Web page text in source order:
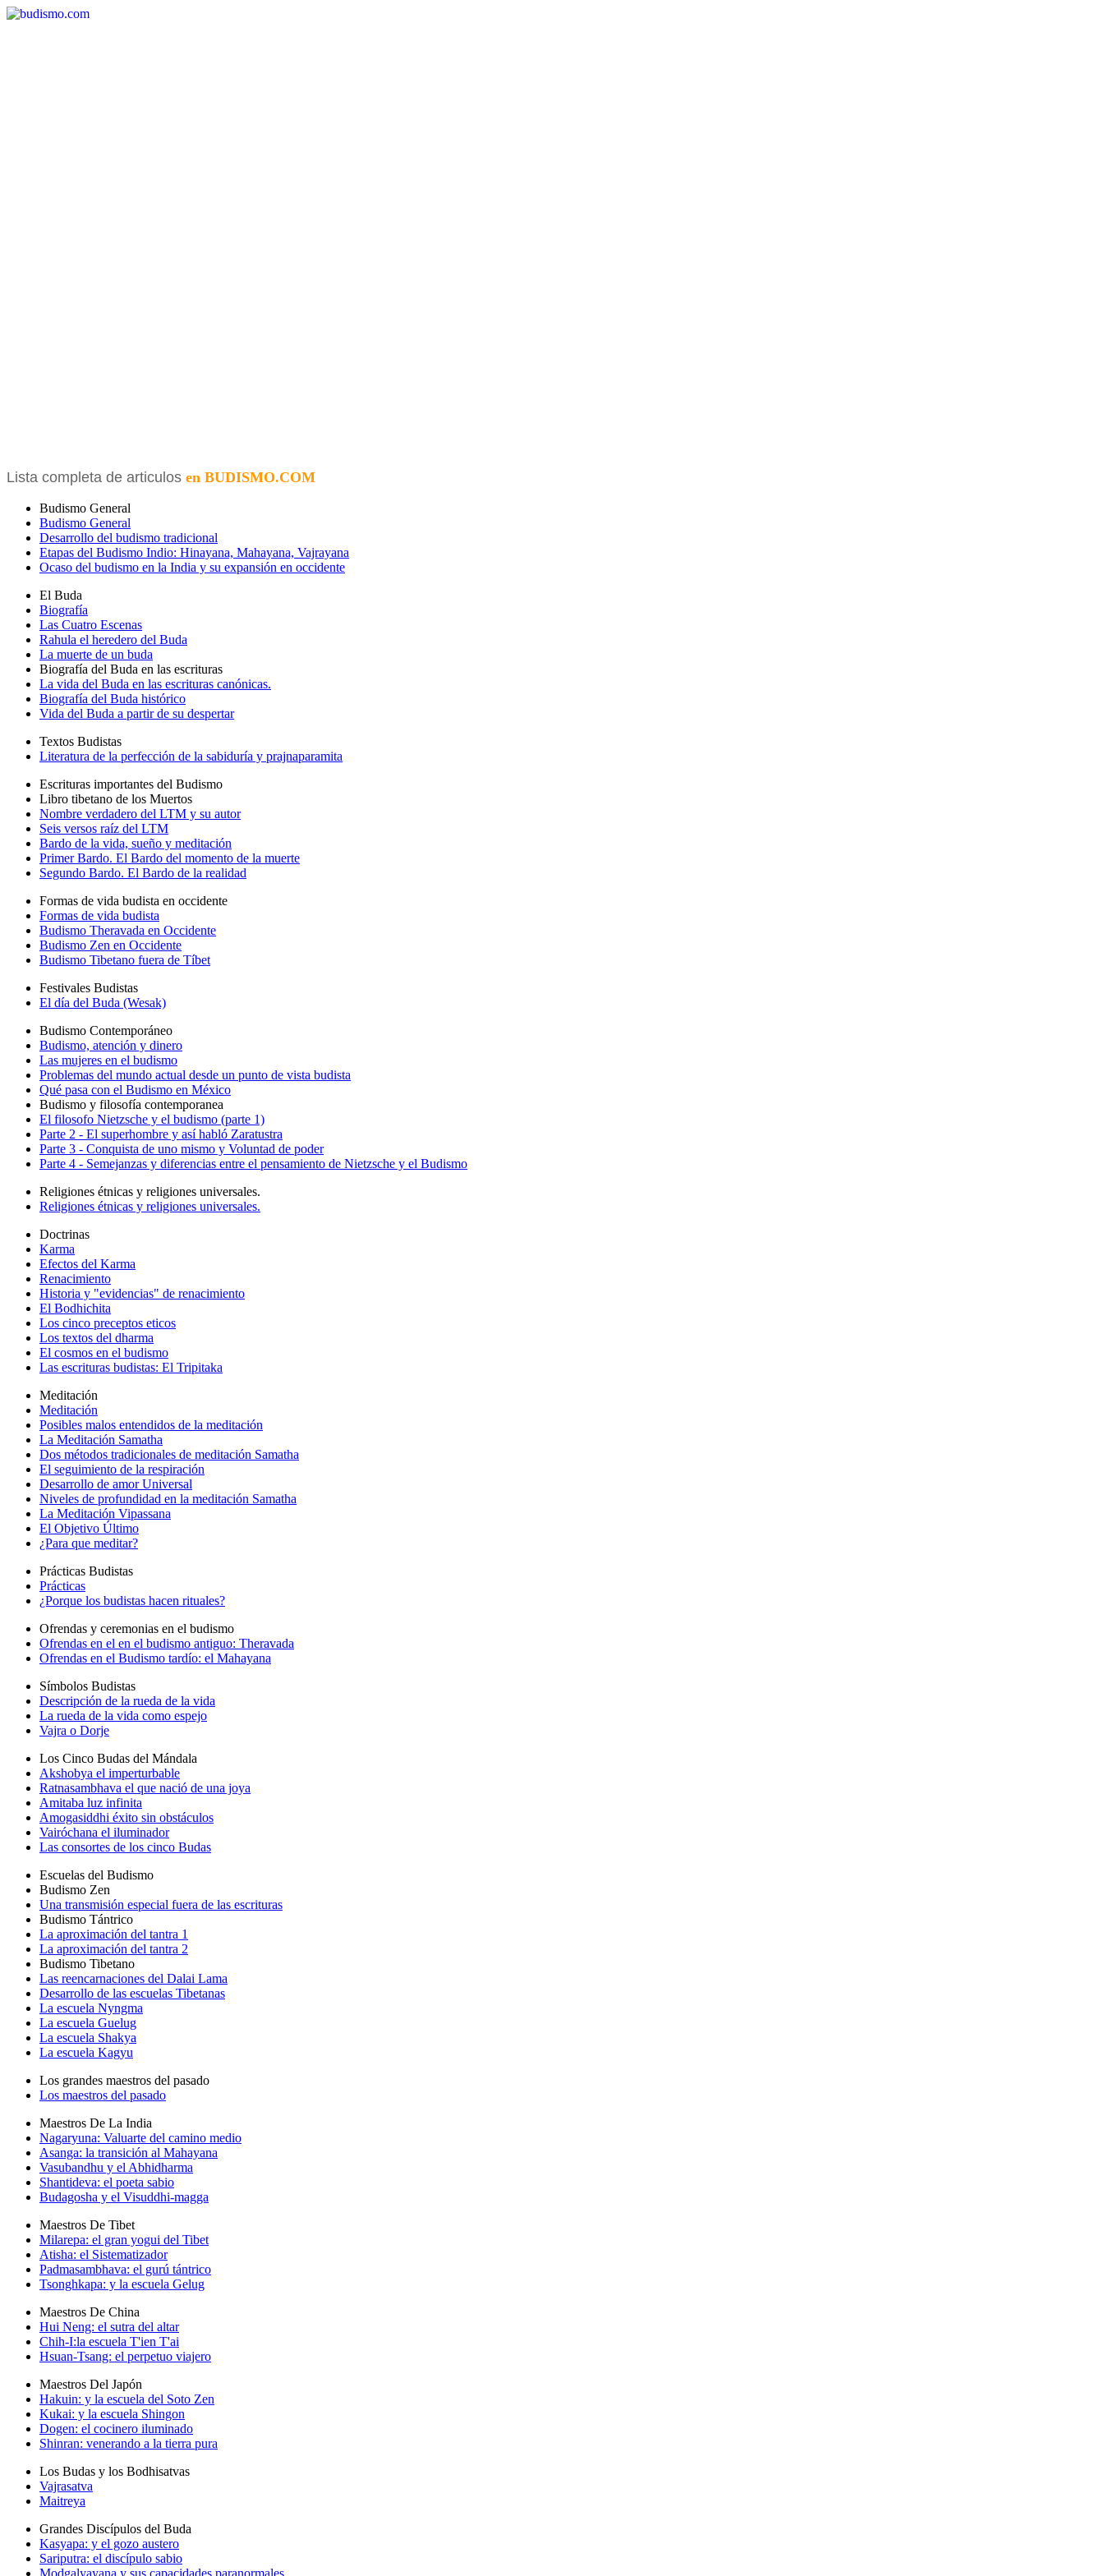
Lista completa de articulos en BUDISMO.COM
Budismo General
Budismo General
Desarrollo del budismo tradicional
Etapas del Budismo Indio: Hinayana, Mahayana, Vajrayana
Ocaso del budismo en la India y su expansión en occidente
El Buda
Biografía
Las Cuatro Escenas
Rahula el heredero del Buda
La muerte de un buda
Biografía del Buda en las escrituras
La vida del Buda en las escrituras canónicas.
Biografía del Buda histórico
Vida del Buda a partir de su despertar
Textos Budistas
Literatura de la perfección de la sabiduría y prajnaparamita
Escrituras importantes del Budismo
Libro tibetano de los Muertos
Nombre verdadero del LTM y su autor
Seis versos raíz del LTM
Bardo de la vida, sueño y meditación
Primer Bardo. El Bardo del momento de la muerte
Segundo Bardo. El Bardo de la realidad
Formas de vida budista en occidente
Formas de vida budista
Budismo Theravada en Occidente
Budismo Zen en Occidente
Budismo Tibetano fuera de Tíbet
Festivales Budistas
El día del Buda (Wesak)
Budismo Contemporáneo
Budismo, atención y dinero
Las mujeres en el budismo
Problemas del mundo actual desde un punto de vista budista
Qué pasa con el Budismo en México
Budismo y filosofía contemporanea
El filosofo Nietzsche y el budismo (parte 1)
Parte 2 - El superhombre y así habló Zaratustra
Parte 3 - Conquista de uno mismo y Voluntad de poder
Parte 4 - Semejanzas y diferencias entre el pensamiento de Nietzsche y el Budismo
Religiones étnicas y religiones universales.
Religiones étnicas y religiones universales.
Doctrinas
Karma
Efectos del Karma
Renacimiento
Historia y "evidencias" de renacimiento
El Bodhichita
Los cinco preceptos eticos
Los textos del dharma
El cosmos en el budismo
Las escrituras budistas: El Tripitaka
Meditación
Meditación
Posibles malos entendidos de la meditación
La Meditación Samatha
Dos métodos tradicionales de meditación Samatha
El seguimiento de la respiración
Desarrollo de amor Universal
Niveles de profundidad en la meditación Samatha
La Meditación Vipassana
El Objetivo Último
¿Para que meditar?
Prácticas Budistas
Prácticas
¿Porque los budistas hacen rituales?
Ofrendas y ceremonias en el budismo
Ofrendas en el en el budismo antiguo: Theravada
Ofrendas en el Budismo tardío: el Mahayana
Símbolos Budistas
Descripción de la rueda de la vida
La rueda de la vida como espejo
Vajra o Dorje
Los Cinco Budas del Mándala
Akshobya el imperturbable
Ratnasambhava el que nació de una joya
Amitaba luz infinita
Amogasiddhi éxito sin obstáculos
Vairóchana el iluminador
Las consortes de los cinco Budas
Escuelas del Budismo
Budismo Zen
Una transmisión especial fuera de las escrituras
Budismo Tántrico
La aproximación del tantra 1
La aproximación del tantra 2
Budismo Tibetano
Las reencarnaciones del Dalai Lama
Desarrollo de las escuelas Tibetanas
La escuela Nyngma
La escuela Guelug
La escuela Shakya
La escuela Kagyu
Los grandes maestros del pasado
Los maestros del pasado
Maestros De La India
Nagaryuna: Valuarte del camino medio
Asanga: la transición al Mahayana
Vasubandhu y el Abhidharma
Shantideva: el poeta sabio
Budagosha y el Visuddhi-magga
Maestros De Tibet
Milarepa: el gran yogui del Tibet
Atisha: el Sistematizador
Padmasambhava: el gurú tántrico
Tsonghkapa: y la escuela Gelug
Maestros De China
Hui Neng: el sutra del altar
Chih-I:la escuela T'ien T'ai
Hsuan-Tsang: el perpetuo viajero
Maestros Del Japón
Hakuin: y la escuela del Soto Zen
Kukai: y la escuela Shingon
Dogen: el cocinero iluminado
Shinran: venerando a la tierra pura
Los Budas y los Bodhisatvas
Vajrasatva
Maitreya
Grandes Discípulos del Buda
Kasyapa: y el gozo austero
Sariputra: el discípulo sabio
Modgalyayana y sus capacidades paranormales